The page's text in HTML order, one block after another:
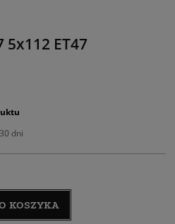
5x112 ET47
dni
KOSZYKA